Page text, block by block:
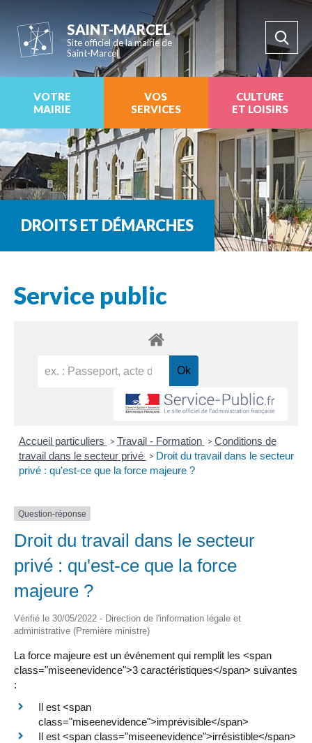
SAINT-MARCEL
Site officiel de la mairie de
Saint-Marcel
VOTRE
MAIRIE
VOS
SERVICES
CULTURE
ET LOISIRS
DROITS ET DÉMARCHES
Service public
Accueil particuliers > Travail - Formation > Conditions de
travail dans le secteur privé > Droit du travail dans le secteur
privé : qu'est-ce que la force majeure ?
Question-réponse
Droit du travail dans le secteur
privé : qu'est-ce que la force
majeure ?
Vérifié le 30/05/2022 - Direction de l'information légale et
administrative (Première ministre)
La force majeure est un événement qui remplit les <span
class="miseenevidence">3 caractéristiques</span> suivantes
:
Il est <span
class="miseenevidence">imprévisible</span>
Il est <span class="miseenevidence">irrésistible</span>